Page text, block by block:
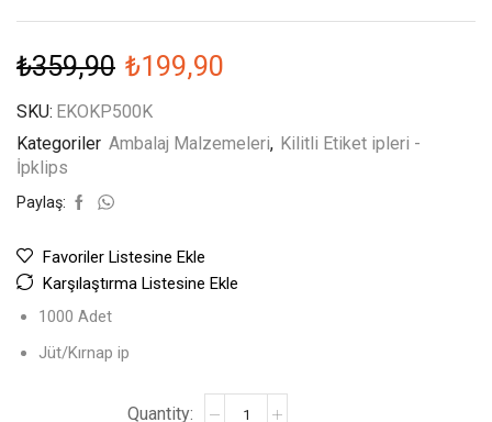
₺359,90 ₺199,90
SKU: EKOKP500K
Kategoriler Ambalaj Malzemeleri, Kilitli Etiket ipleri -
İpklips
Paylaş:
Favoriler Listesine Ekle
Karşılaştırma Listesine Ekle
1000 Adet
Jüt/Kırnap ip